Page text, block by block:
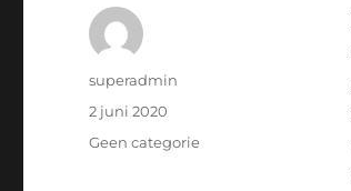
Auteur
superadmin
Geplaatst
2 juni 2020
Categorieën
Geen categorie